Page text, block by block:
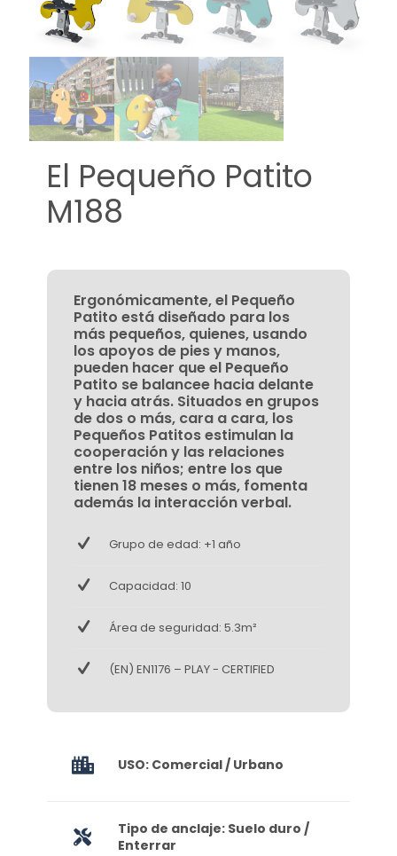
El Pequeño Patito
M188
Ergonómicamente, el Pequeño
Patito está diseñado para los
más pequeños, quienes, usando
los apoyos de pies y manos,
pueden hacer que el Pequeño
Patito se balancee hacia delante
y hacia atrás. Situados en grupos
de dos o más, cara a cara, los
Pequeños Patitos estimulan la
cooperación y las relaciones
entre los niños; entre los que
tienen 18 meses o más, fomenta
además la interacción verbal.
Grupo de edad: +1 año
Capacidad: 10
Área de seguridad: 5.3m²
(EN) EN1176 – PLAY - CERTIFIED
USO: Comercial / Urbano
Tipo de anclaje: Suelo duro /
Enterrar